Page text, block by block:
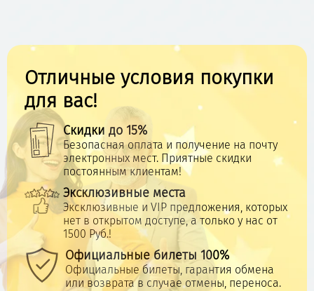
Отличные условия покупки
для вас!
Скидки до 15%
Безопасная оплата и получение на почту
электронных мест. Приятные скидки
постоянным клиентам!
Эксклюзивные места
Эксклюзивные и VIP предложения, которых
нет в открытом доступе, а только у нас от
1500 Руб.!
Официальные билеты 100%
Официальные билеты, гарантия обмена
или возврата в случае отмены, переноса.